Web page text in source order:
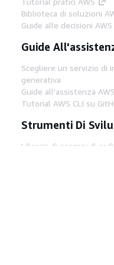
Biblioteca di soluzioni
Guide alle decisioni AWS
Guide
Scegliere un servizio di
generativa
Guide all'assistenza AWS
Tutorial AWS CLI su
Strumenti Di
Libreria di esempi di